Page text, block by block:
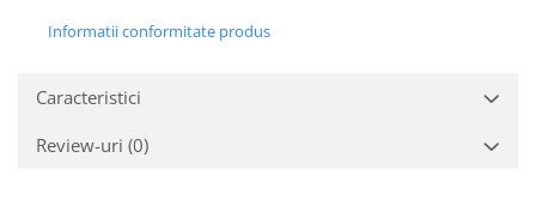
Informatii conformitate produs
Caracteristici
Review-uri (0)